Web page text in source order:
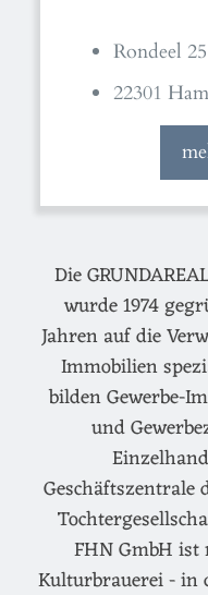
Rondeel 25
22301
Die
wurde 1974
Jahren auf die
Immobilien
bilden Gewerbe-
und
Geschäftszentrale
FHN GmbH
Kulturbrauerei - in